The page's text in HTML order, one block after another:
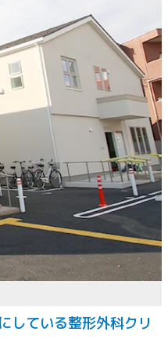
している整形外科クリ